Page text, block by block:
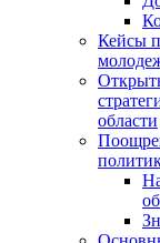
Кейсы
области